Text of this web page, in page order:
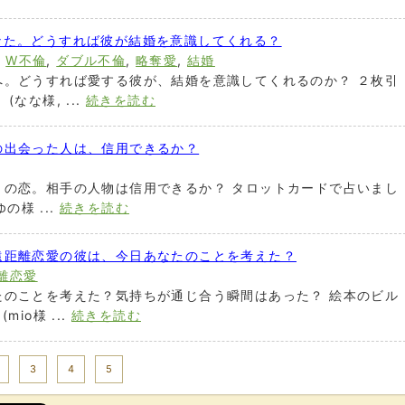
。どうすれば彼が結婚を意識してくれる？
W不倫, ダブル不倫,略奪愛,結婚
どうすれば愛する彼が、結婚を意識してくれるのか？ ２枚引
(なな様, ... 続きを読む
会った人は、信用できるか？
恋。相手の人物は信用できるか？ タロットカードで占いまし
の様 ... 続きを読む
離恋愛の彼は、今日あなたのことを考えた？
恋愛
ことを考えた？気持ちが通じ合う瞬間はあった？ 絵本のビル
(mio様 ... 続きを読む
3 4 5